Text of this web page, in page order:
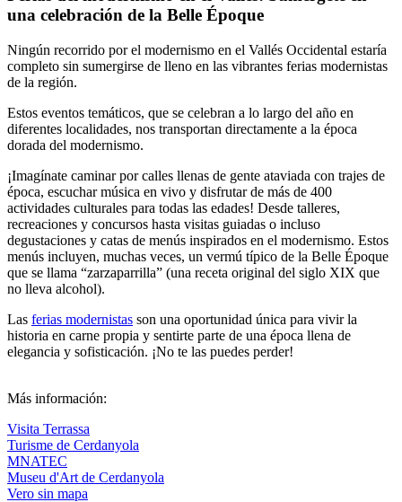
una celebración de la Belle Époque
Ningún recorrido por el modernismo en el Vallés Occidental estaría
completo sin sumergirse de lleno en las vibrantes ferias modernistas
de la región.
Estos eventos temáticos, que se celebran a lo largo del año en
diferentes localidades, nos transportan directamente a la época
dorada del modernismo.
¡Imagínate caminar por calles llenas de gente ataviada con trajes de
época, escuchar música en vivo y disfrutar de más de 400
actividades culturales para todas las edades! Desde talleres,
recreaciones y concursos hasta visitas guiadas o incluso
degustaciones y catas de menús inspirados en el modernismo. Estos
menús incluyen, muchas veces, un vermú típico de la Belle Époque
que se llama “zarzaparrilla” (una receta original del siglo XIX que
no lleva alcohol).
Las ferias modernistas son una oportunidad única para vivir la
historia en carne propia y sentirte parte de una época llena de
elegancia y sofisticación. ¡No te las puedes perder!
Más información:
Visita Terrassa
Turisme de Cerdanyola
MNATEC
Museu d'Art de Cerdanyola
Vero sin mapa